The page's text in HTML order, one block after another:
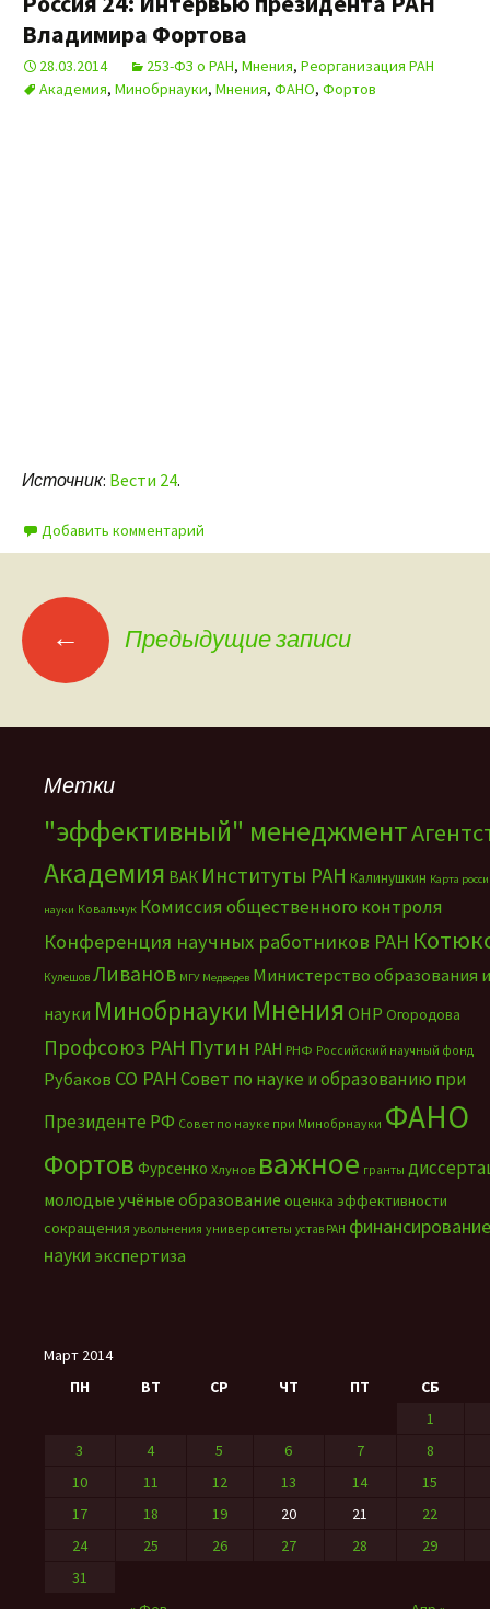
Владимира Фортова
28.03.2014 253-ФЗ о РАН, Мнения, Реорганизация РАН
Академия, Минобрнауки, Мнения, ФАНО, Фортов
Источник: Вести 24.
Добавить комментарий
Навигация по записям
← Предыдущие записи
Метки
"эффективный" менеджмент
Академия ВАК Институты РАН Калинушкин Карта
науки Ковальчук Комиссия общественного контроля
Конференция научных работников РАН
Кулешов Ливанов МГУ Медведев Министерство образования и
науки Минобрнауки Мнения ОНР Огородова
Профсоюз РАН Путин РАН РНФ Российский научный фонд
Рубаков СО РАНСовет по науке и образованию при
Президенте РФ Совет по науке при Минобрнауки ФАНО
Фортов Фурсенко Хлунов важное гранты
молодые учёные образование оценка эффективности
сокращения увольнения университеты устав РАН финансирование
науки экспертиза
Март 2014
ПН
ВТ СР ЧТ ПТ СБ
1
3
4 5 6 7
8
10
11 12 13 14
15
17
18 19 20 21
22
24
25 26 27 28
29
31